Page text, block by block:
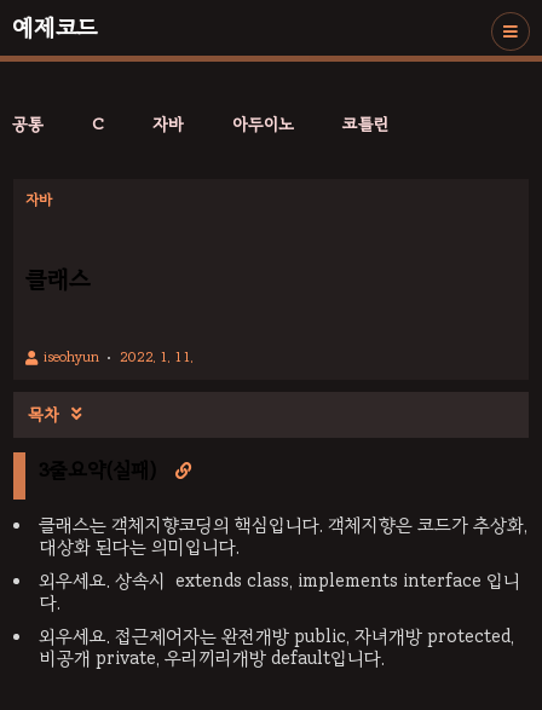
예제코드
공통 C 자바 아두이노 코틀린
자바
클래스
iseohyun 2022. 1. 11.
목차 
3줄요약(실패) 
클래스는 객체지향코딩의 핵심입니다. 객체지향은 코드가 추상화,
대상화 된다는 의미입니다.
외우세요. 상속시 extends class, implements interface 입니
다.
외우세요. 접근제어자는 완전개방 public, 자녀개방 protected,
비공개 private, 우리끼리개방 default입니다.